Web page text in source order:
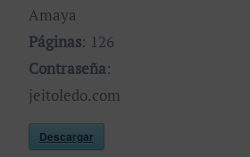
Amaya
Páginas: 126
Contraseña:
jeitoledo.com
Descargar